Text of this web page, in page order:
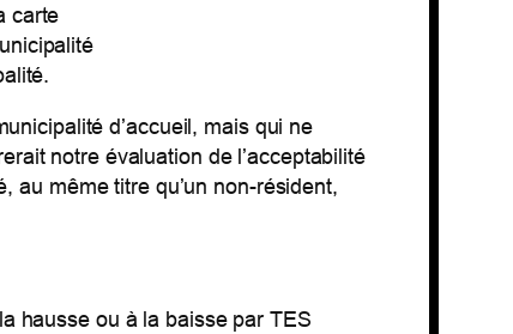
carte
d’accueil, mais qui ne
notre évaluation de l’acceptabilité
au même titre qu’un non-résident,
hausse ou à la baisse par TES